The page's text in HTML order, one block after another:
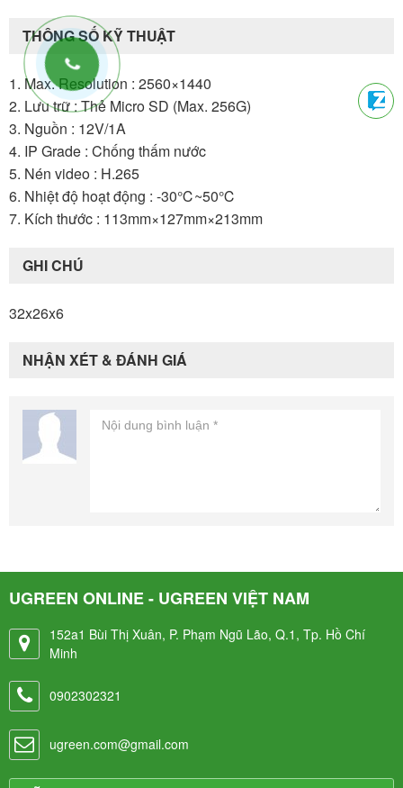
THÔNG SỐ KỸ THUẬT
1. Max. Resolution : 2560×1440
2. Lưu trữ : Thẻ Micro SD (Max. 256G)
3. Nguồn : 12V/1A
4. IP Grade : Chống thấm nước
5. Nén video : H.265
6. Nhiệt độ hoạt động : -30℃~50℃
7. Kích thước : 113mm×127mm×213mm
GHI CHÚ
32x26x6
NHẬN XÉT & ĐÁNH GIÁ
UGREEN ONLINE - UGREEN VIỆT NAM
152a1 Bùi Thị Xuân, P. Phạm Ngũ Lão, Q.1, Tp. Hồ Chí
Minh
0902302321
ugreen.com@gmail.com